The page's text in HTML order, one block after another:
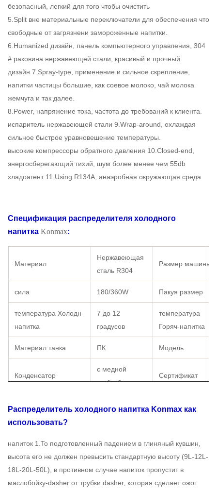
безопасный, легкий для того чтобы очистить
5.Split вне материальные переключатели для обеспечения что
свободные от загрязнени замороженные напитки.
6.Humanized дизайн, панель компьютерного управления, 304
# раковина нержавеющей стали, красивый и прочный
дизайн 7.Spray-type, применение и сильное скрепление,
напитки частицы большие, как соевое молоко, чай молока
жемчуга и так далее.
8.Power, напряжение тока, частота до требований к клиента.
испаритель нержавеющей стали 9.Wrap-around, охлаждая
сильное быстрое уравновешение температуры.
высокие компрессоры обратного давления 10.Closed-end,
энергосберегающий тихий, шум более менее чем 55db
хладоагент 11.Using R134A, анаэробная окружающая среда
Спецификация распределителя холодного
напитка Konmax:
Материал
Нержавеющая
сталь R304
Размер машины
сила 180/360W Пакуя размер
температура Холодн-
напитка
7 до 12
градусов
температура
Горяч-напитка
Материал танка ПК Модель
Конденсатор
с медной
трубкой
Сертификат
переключатель Пакуя путь
Режим привода
G.W 15KG N.W
Распределитель холодного напитка Konmax как
использовать?
напиток 1.To подготовленный падением в глиняный кувшин,
высота его не должен превысить стандартную высоту (9L-12L-
18L-20L-50L), в противном случае напиток пропустит в
маслобойку-dasher от трубки dasher, которая сделает ожог